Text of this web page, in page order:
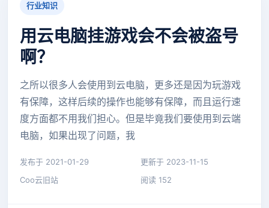
行业知识
用云电脑挂游戏会不会被盗号
啊？
之所以很多人会使用到云电脑，更多还是因为玩游戏
有保障，这样后续的操作也能够有保障，而且运行速
度方面都不用我们担心。但是毕竟我们要使用到云端
电脑，如果出现了问题，我
发布于 2021-01-29
更新于 2023-11-15
Coo云旧站
阅读 152